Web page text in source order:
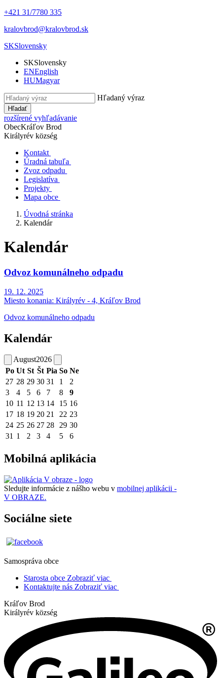
+421 31/7780 335
kralovbrod@kralovbrod.sk
SKSlovensky
SKSlovensky
ENEnglish
HUMagyar
Hľadaný výraz
Hľadať
rozšírené vyhľadávanie
ObecKráľov Brod
Királyrév község
Kontakt
Úradná tabuľa
Zvoz odpadu
Legislatíva
Projekty
Mapa obce
Úvodná stránka
Kalendár
Kalendár
Odvoz komunálneho odpadu
19. 12. 2025
Miesto konania: Királyrév - 4, Kráľov Brod
Odvoz komunálneho odpadu
Kalendár
August2026
Po Ut St Št Pia So Ne
27 28 29 30 31 1
2
3
4 5 6 7 8
9
10 11 12 13 14 15 16
17 18 19 20 21 22 23
24 25 26 27 28 29 30
31 1 2 3 4 5 6
Mobilná aplikácia
Sledujte informácie z nášho webu v mobilnej aplikácii -
V OBRAZE.
Sociálne siete
Samospráva obce
Starosta obce Zobraziť viac
Kontaktujte nás Zobraziť viac
Kráľov Brod
Királyrév község